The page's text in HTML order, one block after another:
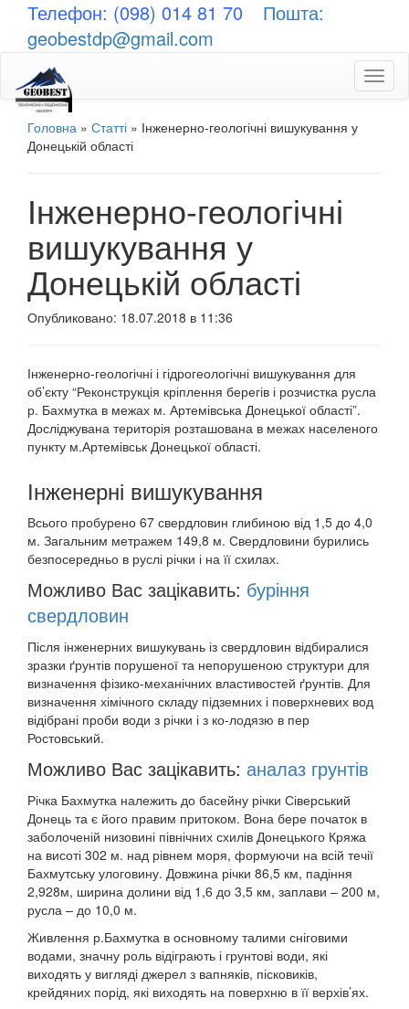
Телефон: (098) 014 81 70
Пошта:
geobestdp@gmail.com
Головна » Статті » Інженерно-геологічні вишукування у
Донецькій області
Інженерно-геологічні
вишукування у
Донецькій області
Опубликовано: 18.07.2018 в 11:36
Інженерно-геологічні і гідрогеологічні вишукування для
об’єкту “Реконструкція кріплення берегів і розчистка русла
р. Бахмутка в межах м. Артемівська Донецької області”.
Досліджувана територія розташована в межах населеного
пункту м.Артемівськ Донецької області.
Інженерні вишукування
Всього пробурено 67 свердловин глибиною від 1,5 до 4,0
м. Загальним метражем 149,8 м. Свердловини бурились
безпосередньо в руслі річки і на її схилах.
Можливо Вас зацікавить: буріння
свердловин
Після інженерних вишукувань із свердловин відбиралися
зразки ґрунтів порушеної та непорушеною структури для
визначення фізико-механічних властивостей ґрунтів. Для
визначення хімічного складу підземних і поверхневих вод
відібрані проби води з річки і з ко-лодязю в пер
Ростовський.
Можливо Вас зацікавить: аналаз грунтів
Річка Бахмутка належить до басейну річки Сіверський
Донець та є його правим притоком. Вона бере початок в
заболоченій низовині північних схилів Донецького Кряжа
на висоті 302 м. над рівнем моря, формуючи на всій течії
Бахмутську улоговину. Довжина річки 86,5 км, падіння
2,928м, ширина долини від 1,6 до 3,5 км, заплави – 200 м,
русла – до 10,0 м.
Живлення р.Бахмутка в основному талими сніговими
водами, значну роль відіграють і грунтові води, які
виходять у вигляді джерел з вапняків, пісковиків,
крейдяних порід, які виходять на поверхню в її верхів’ях.